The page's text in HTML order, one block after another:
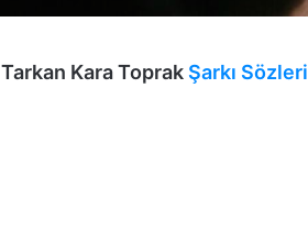
Tarkan Kara Toprak Şarkı Sözleri